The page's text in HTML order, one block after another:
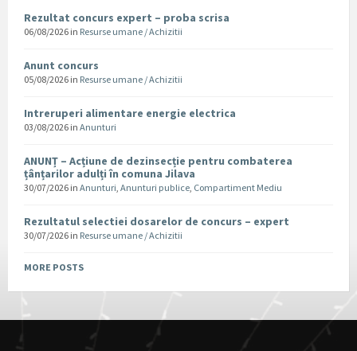
Rezultat concurs expert – proba scrisa
06/08/2026 in Resurse umane / Achizitii
Anunt concurs
05/08/2026 in Resurse umane / Achizitii
Intreruperi alimentare energie electrica
03/08/2026 in Anunturi
ANUNȚ – Acțiune de dezinsecție pentru combaterea
țânțarilor adulți în comuna Jilava
30/07/2026 in Anunturi, Anunturi publice, Compartiment Mediu
Rezultatul selectiei dosarelor de concurs – expert
30/07/2026 in Resurse umane / Achizitii
MORE POSTS